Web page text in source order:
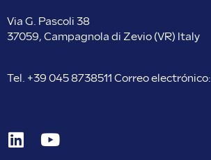
Via G. Pascoli 38
37059, Campagnola di Zevio (VR) Italy
Tel. +39 045 8738511 Correo electrónico: